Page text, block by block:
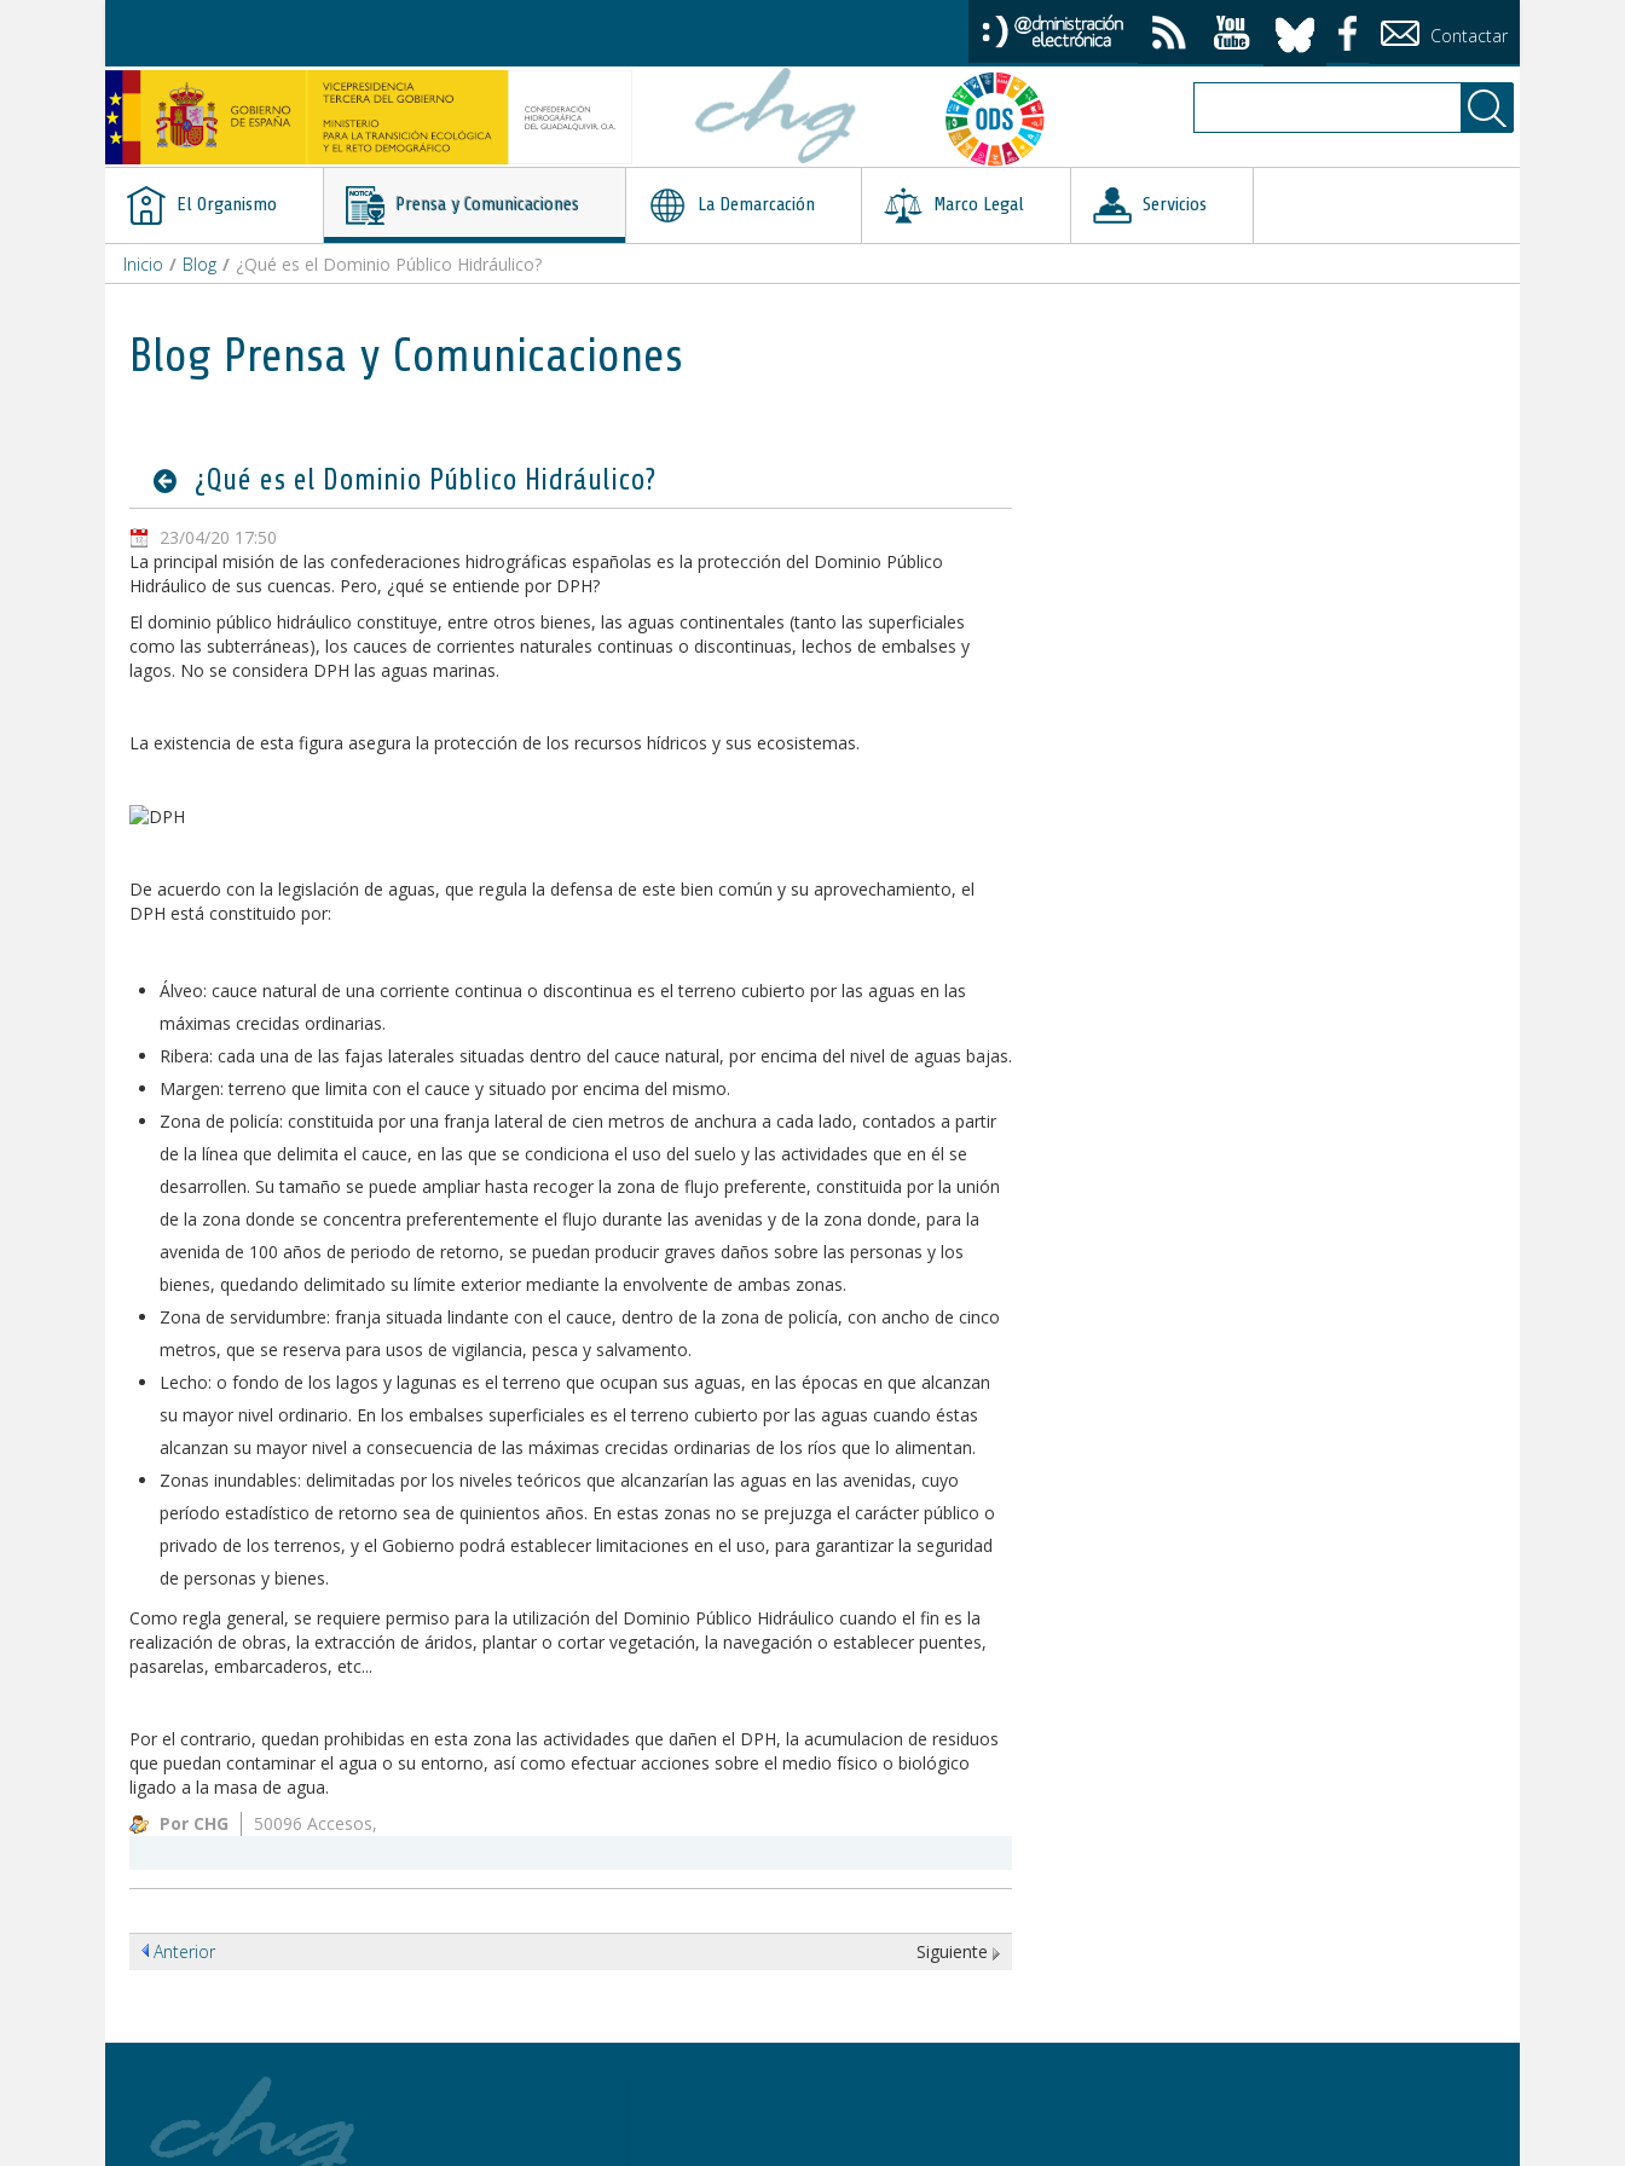
Contactar
El Organismo Prensa y Comunicaciones La Demarcación Marco Legal Servicios
Inicio / Blog / ¿Qué es el Dominio Público Hidráulico?
Blog Prensa y Comunicaciones
¿Qué es el Dominio Público Hidráulico?
23/04/20 17:50
La principal misión de las confederaciones hidrográficas españolas es la protección del Dominio Público
Hidráulico de sus cuencas. Pero, ¿qué se entiende por DPH?
El dominio público hidráulico constituye, entre otros bienes, las aguas continentales (tanto las superficiales
como las subterráneas), los cauces de corrientes naturales continuas o discontinuas, lechos de embalses y
lagos. No se considera DPH las aguas marinas.
La existencia de esta figura asegura la protección de los recursos hídricos y sus ecosistemas.
De acuerdo con la legislación de aguas, que regula la defensa de este bien común y su aprovechamiento, el
DPH está constituido por:
Álveo: cauce natural de una corriente continua o discontinua es el terreno cubierto por las aguas en las
máximas crecidas ordinarias.
Ribera: cada una de las fajas laterales situadas dentro del cauce natural, por encima del nivel de aguas bajas.
Margen: terreno que limita con el cauce y situado por encima del mismo.
Zona de policía: constituida por una franja lateral de cien metros de anchura a cada lado, contados a partir
de la línea que delimita el cauce, en las que se condiciona el uso del suelo y las actividades que en él se
desarrollen. Su tamaño se puede ampliar hasta recoger la zona de flujo preferente, constituida por la unión
de la zona donde se concentra preferentemente el flujo durante las avenidas y de la zona donde, para la
avenida de 100 años de periodo de retorno, se puedan producir graves daños sobre las personas y los
bienes, quedando delimitado su límite exterior mediante la envolvente de ambas zonas.
Zona de servidumbre: franja situada lindante con el cauce, dentro de la zona de policía, con ancho de cinco
metros, que se reserva para usos de vigilancia, pesca y salvamento.
Lecho: o fondo de los lagos y lagunas es el terreno que ocupan sus aguas, en las épocas en que alcanzan
su mayor nivel ordinario. En los embalses superficiales es el terreno cubierto por las aguas cuando éstas
alcanzan su mayor nivel a consecuencia de las máximas crecidas ordinarias de los ríos que lo alimentan.
Zonas inundables: delimitadas por los niveles teóricos que alcanzarían las aguas en las avenidas, cuyo
período estadístico de retorno sea de quinientos años. En estas zonas no se prejuzga el carácter público o
privado de los terrenos, y el Gobierno podrá establecer limitaciones en el uso, para garantizar la seguridad
de personas y bienes.
Como regla general, se requiere permiso para la utilización del Dominio Público Hidráulico cuando el fin es la
realización de obras, la extracción de áridos, plantar o cortar vegetación, la navegación o establecer puentes,
pasarelas, embarcaderos, etc...
Por el contrario, quedan prohibidas en esta zona las actividades que dañen el DPH, la acumulacion de residuos
que puedan contaminar el agua o su entorno, así como efectuar acciones sobre el medio físico o biológico
ligado a la masa de agua.
Por CHG
50096 Accesos,
Anterior Siguiente